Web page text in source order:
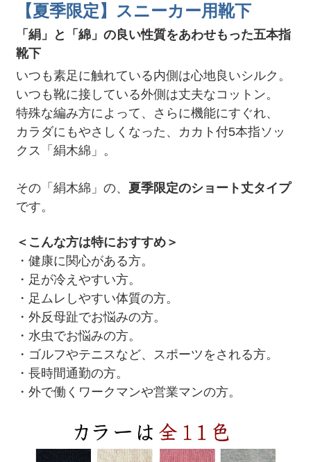
【夏季限定】スニーカー用靴下
「絹」と「綿」の良い性質をあわせもった五本指
靴下
いつも素足に触れている内側は心地良いシルク。
いつも靴に接している外側は丈夫なコットン。
特殊な編み方によって、さらに機能にすぐれ、
カラダにもやさしくなった、カカト付5本指ソッ
クス「絹木綿」。
その「絹木綿」の、 夏季限定のショート丈タイプ
です。
＜こんな方は特におすすめ＞
・健康に関心がある方。
・足が冷えやすい方。
・足ムレしやすい体質の方。
・外反母趾でお悩みの方。
・水虫でお悩みの方。
・ゴルフやテニスなど、スポーツをされる方。
・長時間通勤の方。
・外で働くワークマンや営業マンの方。